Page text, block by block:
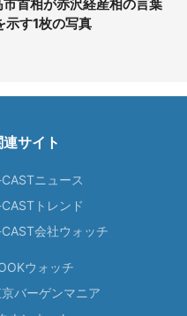
市首相が赤沢経産相の言葉
示す1枚の写真
連サイト
ニュース
トレンド
会社ウォッチ
ウォッチ
バーゲンマニア